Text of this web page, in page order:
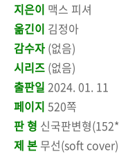
지은이 맥스 피셔
옮긴이 김정아
감수자 (없음)
시리즈 (없음)
출판일 2024. 01. 11
페이지 520쪽
판 형 신국판변형
제 본 무선(soft cover)